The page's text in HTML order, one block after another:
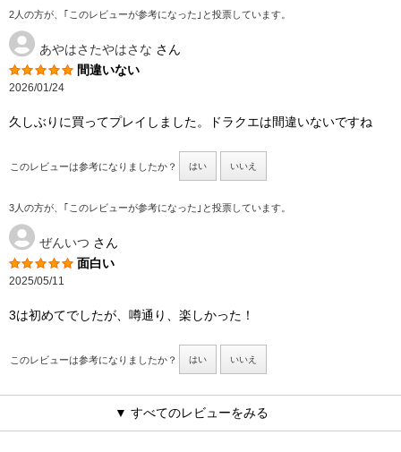
2人の方が、｢このレビューが参考になった｣と投票しています。
あやはさたやはさな さん
間違いない
2026/01/24
久しぶりに買ってプレイしました。ドラクエは間違いないですね
このレビューは参考になりましたか？ はい いいえ
3人の方が、｢このレビューが参考になった｣と投票しています。
ぜんいつ さん
面白い
2025/05/11
3は初めてでしたが、噂通り、楽しかった！
このレビューは参考になりましたか？ はい いいえ
▼ すべてのレビューをみる